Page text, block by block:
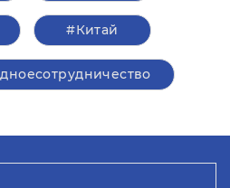
#Китай